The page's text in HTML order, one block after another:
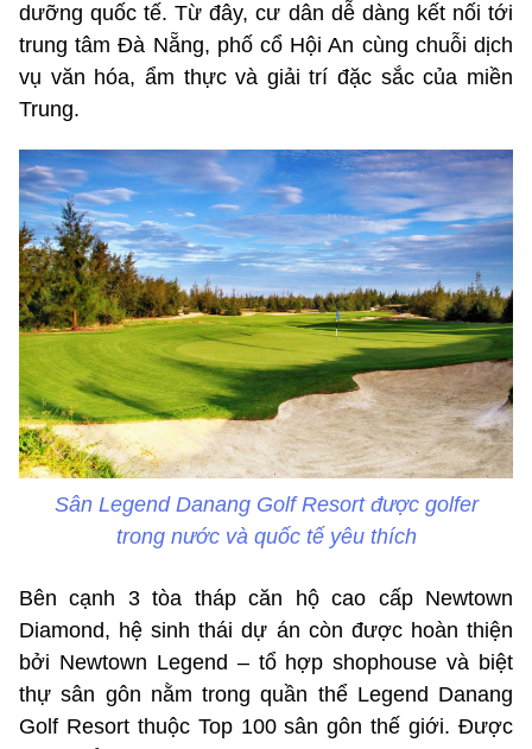
dưỡng quốc tế. Từ đây, cư dân dễ dàng kết nối tới
trung tâm Đà Nẵng, phố cổ Hội An cùng chuỗi dịch
vụ văn hóa, ẩm thực và giải trí đặc sắc của miền
Trung.
Sân Legend Danang Golf Resort được golfer
trong nước và quốc tế yêu thích
Bên cạnh 3 tòa tháp căn hộ cao cấp Newtown
Diamond, hệ sinh thái dự án còn được hoàn thiện
bởi Newtown Legend – tổ hợp shophouse và biệt
thự sân gôn nằm trong quần thể Legend Danang
Golf Resort thuộc Top 100 sân gôn thế giới. Được